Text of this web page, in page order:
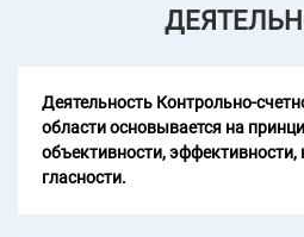
Деятельность Контрольно-
области основывается на
объективности, эффективности,
гласности.